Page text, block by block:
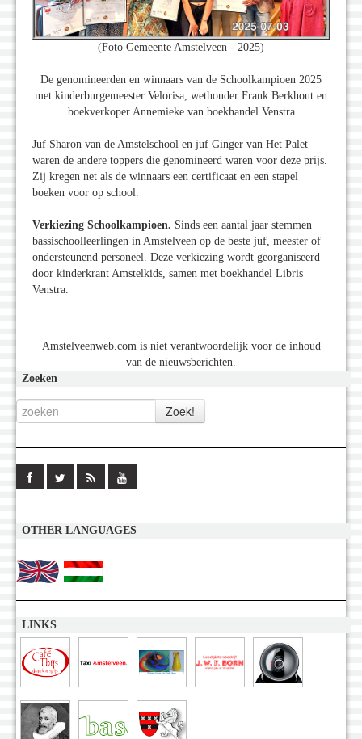
(Foto Gemeente Amstelveen - 2025)
De genomineerden en winnaars van de Schoolkampioen 2025
met kinderburgemeester Velorisa, wethouder Frank Berkhout en
boekverkoper Annemieke van boekhandel Venstra
Juf Sharon van de Amstelschool en juf Ginger van Het Palet
waren de andere toppers die genomineerd waren voor deze prijs.
Zij kregen net als de winnaars een certificaat en een stapel
boeken voor op school.
Verkiezing Schoolkampioen. Sinds een aantal jaar stemmen
bassischoolleerlingen in Amstelveen op de beste juf, meester of
ondersteunend personeel. Deze verkiezing wordt georganiseerd
door kinderkrant Amstelkids, samen met boekhandel Libris
Venstra.
Amstelveenweb.com is niet verantwoordelijk voor de inhoud
van de nieuwsberichten.
Zoeken
OTHER LANGUAGES
LINKS